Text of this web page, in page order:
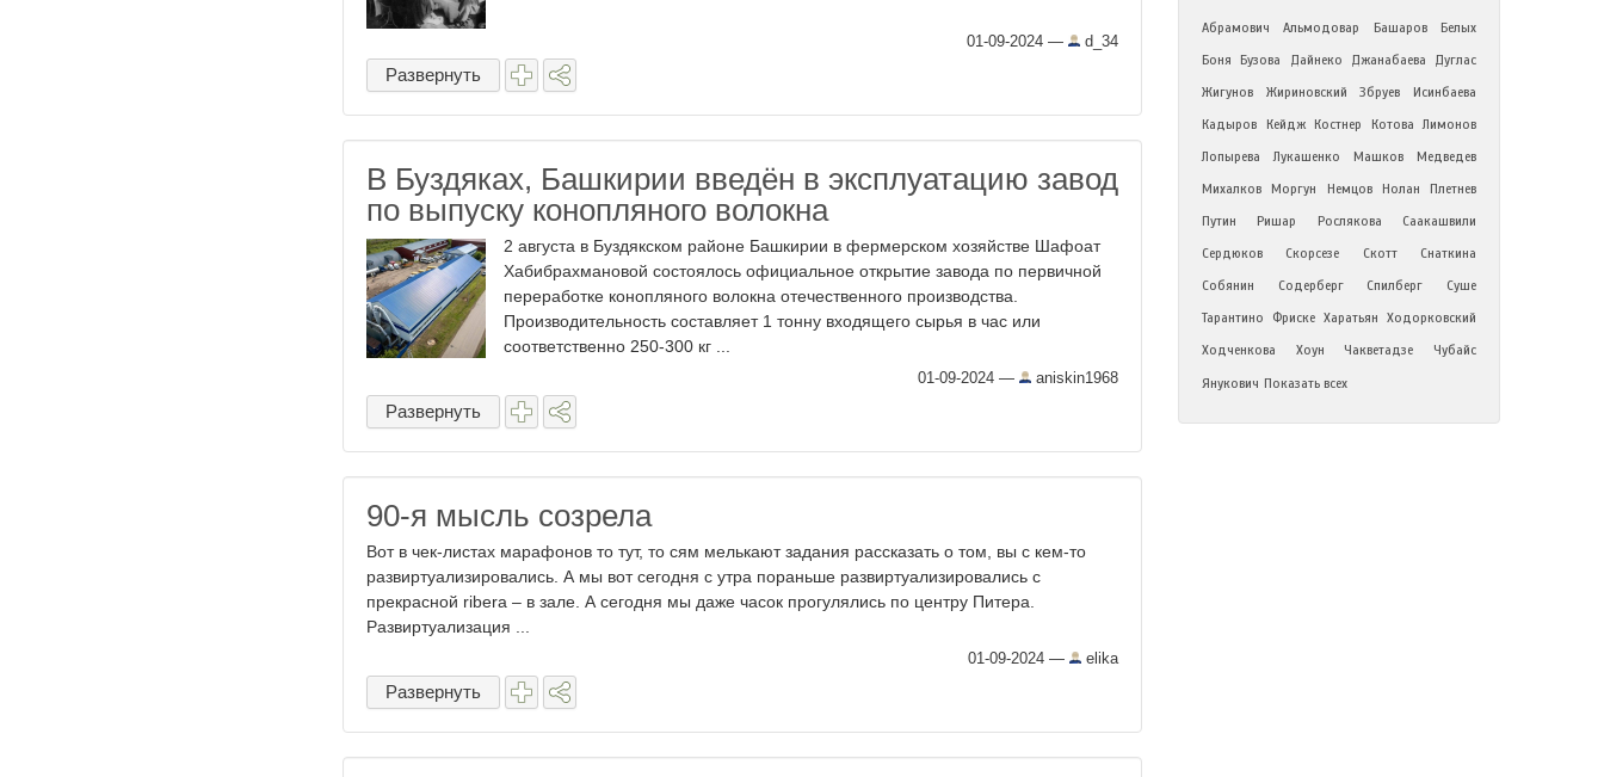
01-09-2024 — d_34
Развернуть
В Буздяках, Башкирии введён в эксплуатацию завод
по выпуску конопляного волокна
2 августа в Буздякском районе Башкирии в фермерском хозяйстве Шафоат
Хабибрахмановой состоялось официальное открытие завода по первичной
переработке конопляного волокна отечественного производства.
Производительность составляет 1 тонну входящего сырья в час или
соответственно 250-300 кг ...
01-09-2024 — aniskin1968
Развернуть
90-я мысль созрела
Вот в чек-листах марафонов то тут, то сям мелькают задания рассказать о том, вы с кем-то
развиртуализировались. А мы вот сегодня с утра пораньше развиртуализировались с
прекрасной ribera – в зале. А сегодня мы даже часок прогулялись по центру Питера.
Развиртуализация ...
01-09-2024 — elika
Развернуть
Абрамович Альмодовар Башаров
Белых
Боня
Бузова Дайнеко Джанабаева
Дуглас
Жигунов
Жириновский Збруев
Исинбаева
Кадыров
Кейдж Костнер Котова Лимонов
Лопырева
Лукашенко Машков
Медведев
Михалков
Моргун Немцов Нолан
Плетнев
Путин
Ришар Рослякова
Саакашвили
Сердюков
Скорсезе Скотт
Снаткина
Собянин
Содерберг Спилберг
Суше
Тарантино
Фриске Харатьян Ходорковский
Ходченкова
Хоун Чакветадзе
Чубайс
Янукович Показать всех